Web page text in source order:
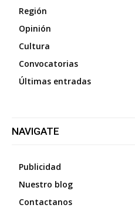
Región
Opinión
Cultura
Convocatorias
Últimas entradas
NAVIGATE
Publicidad
Nuestro blog
Contactanos